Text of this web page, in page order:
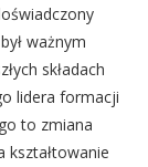
ważnym
składach
lidera formacji
to zmiana
kształtowanie